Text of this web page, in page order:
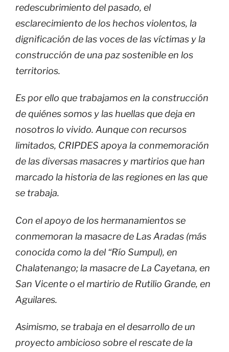
redescubrimiento del pasado, el
esclarecimiento de los hechos violentos, la
dignificación de las voces de las víctimas y la
construcción de una paz sostenible en los
territorios.
Es por ello que trabajamos en la construcción
de quiénes somos y las huellas que deja en
nosotros lo vivido. Aunque con recursos
limitados, CRIPDES apoya la conmemoración
de las diversas masacres y martirios que han
marcado la historia de las regiones en las que
se trabaja.
Con el apoyo de los hermanamientos se
conmemoran la masacre de Las Aradas (más
conocida como la del “Río Sumpul), en
Chalatenango; la masacre de La Cayetana, en
San Vicente o el martirio de Rutilio Grande, en
Aguilares.
Asimismo, se trabaja en el desarrollo de un
proyecto ambicioso sobre el rescate de la